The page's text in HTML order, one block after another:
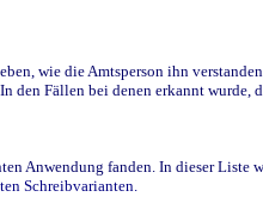
wie die Amtsperson ihn
Fällen bei denen erkannt
Anwendung fanden. In dieser Liste
Schreibvarianten.